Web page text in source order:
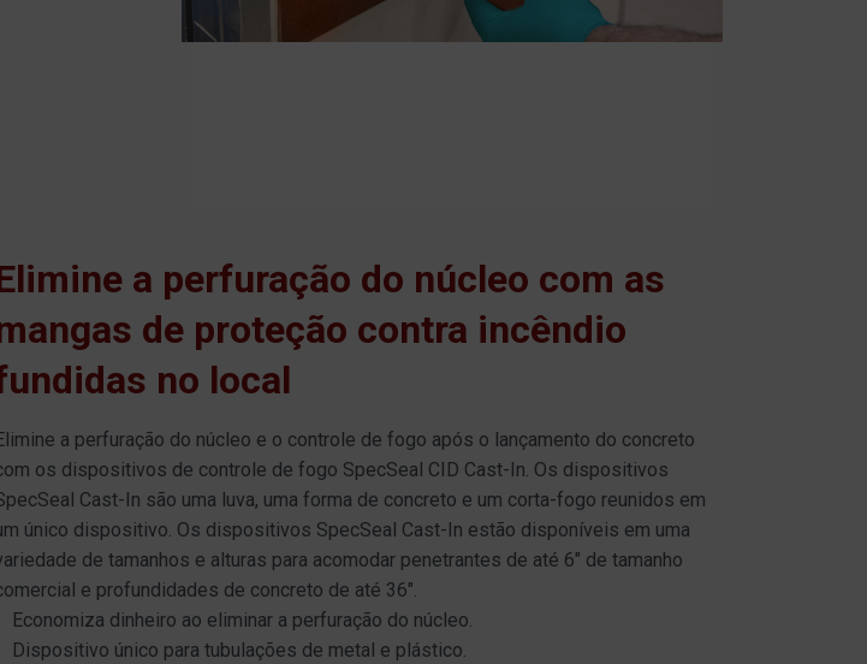
a perfuração do núcleo com as
de proteção contra incêndio
no local
a perfuração do núcleo e o controle de fogo após o lançamento do concreto
os dispositivos de controle de fogo SpecSeal CID Cast-In. Os dispositivos
Cast-In são uma luva, uma forma de concreto e um corta-fogo reunidos em
único dispositivo. Os dispositivos SpecSeal Cast-In estão disponíveis em uma
de tamanhos e alturas para acomodar penetrantes de até 6" de tamanho
e profundidades de concreto de até 36".
Economiza dinheiro ao eliminar a perfuração do núcleo.
Dispositivo único para tubulações de metal e plástico.